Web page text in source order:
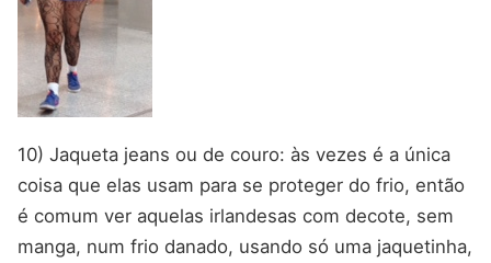
10) Jaqueta jeans ou de couro: às vezes é a única
coisa que elas usam para se proteger do frio, então
é comum ver aquelas irlandesas com decote, sem
manga, num frio danado, usando só uma jaquetinha,